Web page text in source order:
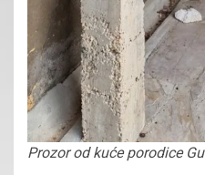
Prozor od kuće porodice